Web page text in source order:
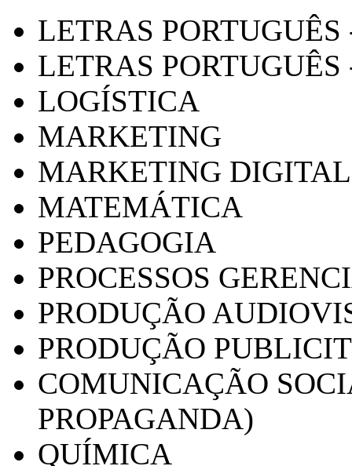
LETRAS
LETRAS PORTUGUÊS
LOGÍSTICA
MARKETING
MARKETING DIGITAL
MATEMÁTICA
PEDAGOGIA
PROCESSOS
PRODUÇÃO
PRODUÇÃO
COMUNICAÇÃO
PROPAGANDA)
QUÍMICA